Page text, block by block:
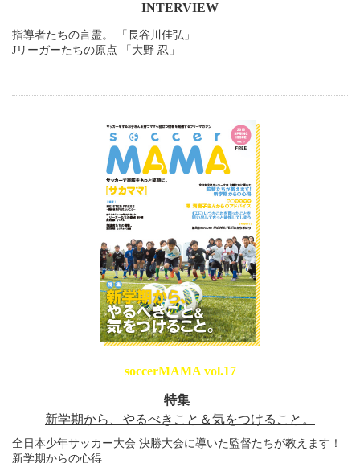
INTERVIEW
指導者たちの言霊。 「長谷川佳弘」
Jリーガーたちの原点 「大野 忍」
soccerMAMA vol.17
特集
新学期から、やるべきこと＆気をつけること。
全日本少年サッカー大会 決勝大会に導いた監督たちが教えます！
新学期からの心得